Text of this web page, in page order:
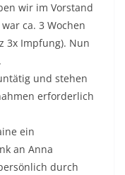
wir im Vorstand
ca. 3 Wochen
3x Impfung). Nun
und stehen
erforderlich
ein
an Anna
durch